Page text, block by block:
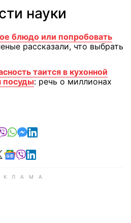
науки
блюдо или попробовать
рассказали, что выбрать
таится в кухонной
посуды: речь о миллионах
в Telegram
в Facebook
в X
отправить в Viber
отправить в Whatsapp
отправить в Messenger
отправить в LinkedIn
в Telegram
в Facebook
Читайте в X
Читайте в Google news
Читайте в Viber
Читайте в LinkedIn